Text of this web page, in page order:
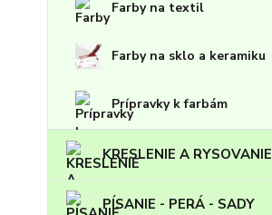
Farby na textil
Farby na sklo a keramiku
Prípravky k farbám
KRESLENIE A RYSOVANIE
PÍSANIE - PERÁ - SADY